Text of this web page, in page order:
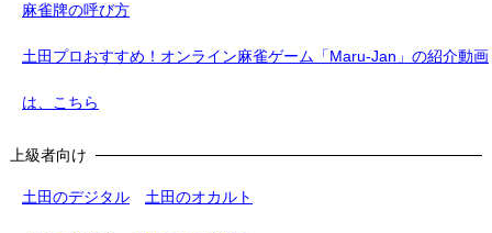
麻雀牌の呼び方
土田プロおすすめ！オンライン麻雀ゲーム「Maru-Jan」の紹介動画
は、こちら
上級者向け
土田のデジタル 土田のオカルト